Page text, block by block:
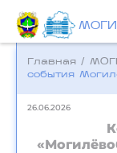
Главная /
события
26.06.2026